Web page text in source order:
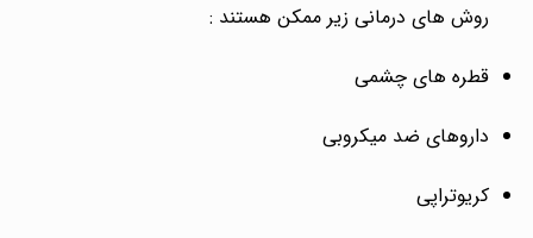
روش های درمانی زیر ممکن هستند :
قطره های چشمی
داروهای ضد میکروبی
کریوتراپی